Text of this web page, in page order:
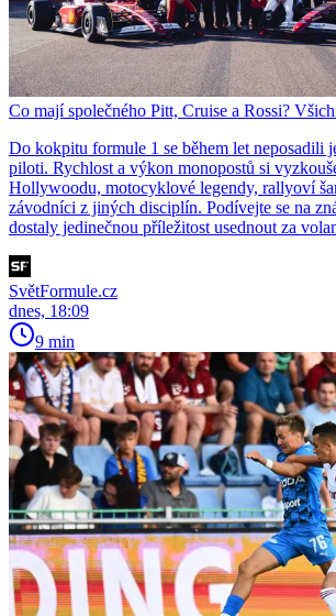
Co mají společného Pitt, Cruise a Rossi?
Do kokpitu formule 1 se během let neposadili
piloti. Rychlost a výkon monopostů si
Hollywoodu, motocyklové legendy, rallyoví
závodníci z jiných disciplín. Podívejte se na
dostaly jedinečnou příležitost usednout za
SvětFormule.cz
dnes, 18:09
9 min